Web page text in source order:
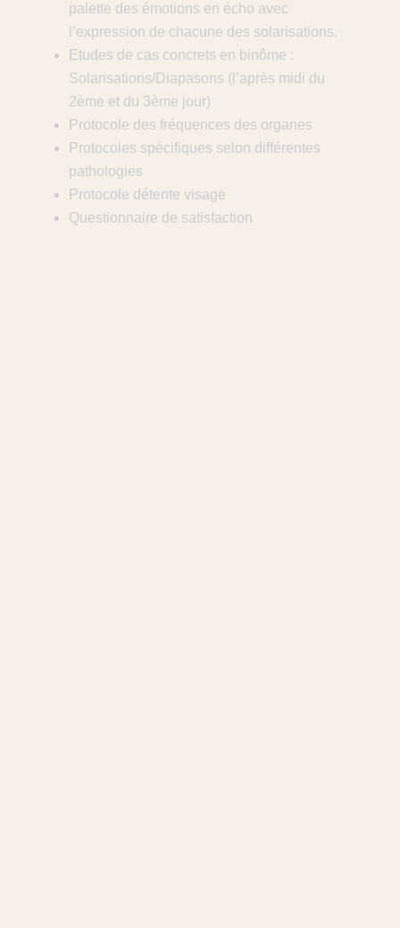
palette des émotions en écho avec
l’expression de chacune des solarisations.
Etudes de cas concrets en binôme :
Solarisations/Diapasons (l’après midi du
2ème et du 3ème jour)
Protocole des fréquences des organes
Protocoles spécifiques selon différentes
pathologies
Protocole détente visage
Questionnaire de satisfaction